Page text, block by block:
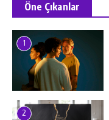
Öne Çıkanlar
1
2